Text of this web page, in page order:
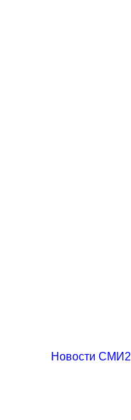
Новости СМИ2